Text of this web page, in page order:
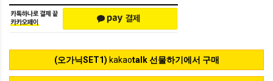
(오가닉SET1) kakaotalk 선물하기에서 구매